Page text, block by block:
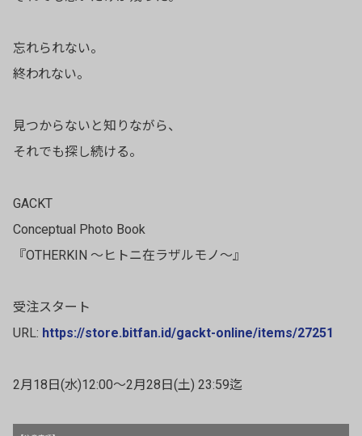
忘れられない。
終われない。
見つからないと知りながら、
それでも探し続ける。
GACKT
Conceptual Photo Book
『OTHERKIN 〜ヒトニ在ラザルモノ〜』
受注スタート
URL: https://store.bitfan.id/gackt-online/items/27251
2月18日(水)12:00～2月28日(土) 23:59迄